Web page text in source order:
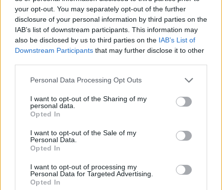
your opt-out. You may separately opt-out of the further
disclosure of your personal information by third parties on the
IAB’s list of downstream participants. This information may
also be disclosed by us to third parties on the IAB’s List of
Downstream Participants that may further disclose it to other
Personal Data Processing Opt Outs
I want to opt-out of the Sharing of my
personal data.
Opted In
I want to opt-out of the Sale of my
Personal Data.
Opted In
I want to opt-out of processing my
Personal Data for Targeted Advertising.
Opted In